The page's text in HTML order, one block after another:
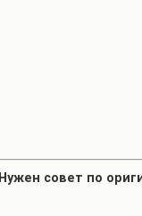
Нужен совет по